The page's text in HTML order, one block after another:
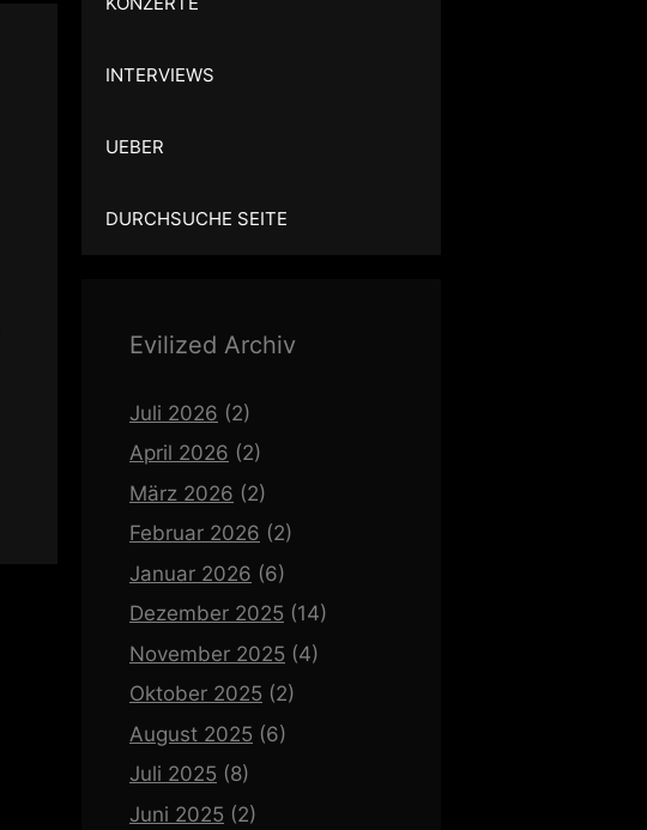
INTERVIEWS
UEBER
DURCHSUCHE SEITE
Evilized Archiv
Juli 2026 (2)
April 2026 (2)
März 2026 (2)
Februar 2026 (2)
Januar 2026 (6)
Dezember 2025 (14)
November 2025 (4)
Oktober 2025 (2)
August 2025 (6)
Juli 2025 (8)
Juni 2025 (2)